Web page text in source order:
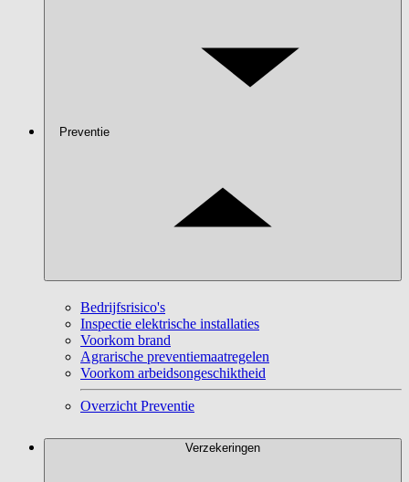
Preventie
Bedrijfsrisico's
Inspectie elektrische installaties
Voorkom brand
Agrarische preventiemaatregelen
Voorkom arbeidsongeschiktheid
Overzicht Preventie
Verzekeringen